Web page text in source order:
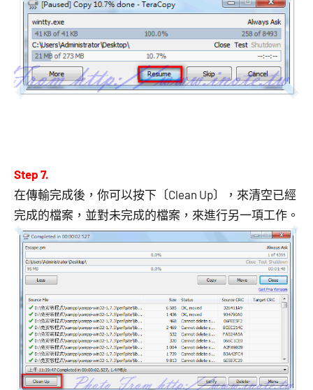
Step 7.
在傳輸完成後，你可以按下〔Clean Up〕，來清空已經
完成的檔案，並對未完成的檔案，來進行另一項工作。